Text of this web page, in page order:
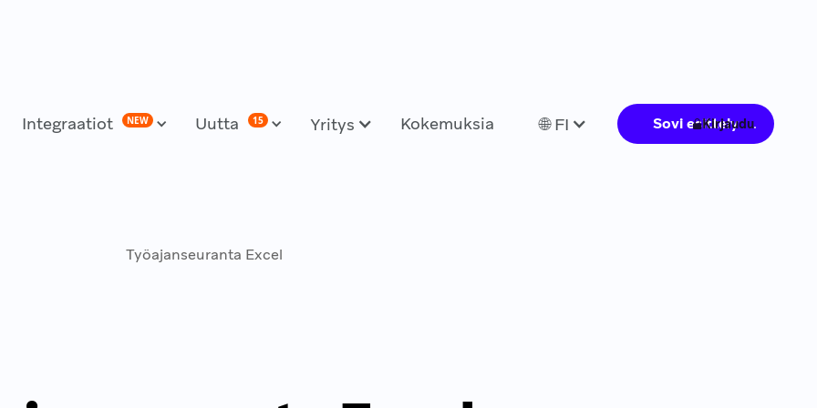
Integraatiot NEW Uutta 15 Yritys Kokemuksia 🌐 FI Sovi esittely
Kirjaudu
Työajanseuranta Excel